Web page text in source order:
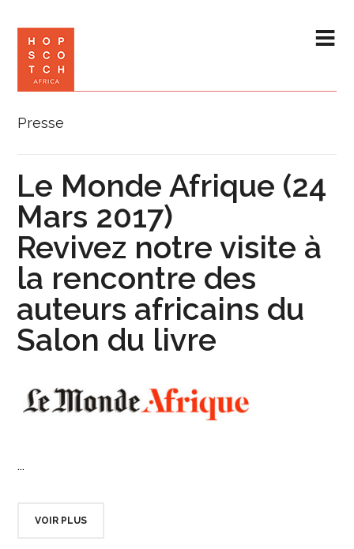
Presse
Le Monde Afrique (24
Mars 2017)
Revivez notre visite à
la rencontre des
auteurs africains du
Salon du livre
...
VOIR PLUS